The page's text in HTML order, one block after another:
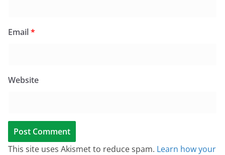
Email*
Website
This site uses Akismet to reduce spam. Learn how your